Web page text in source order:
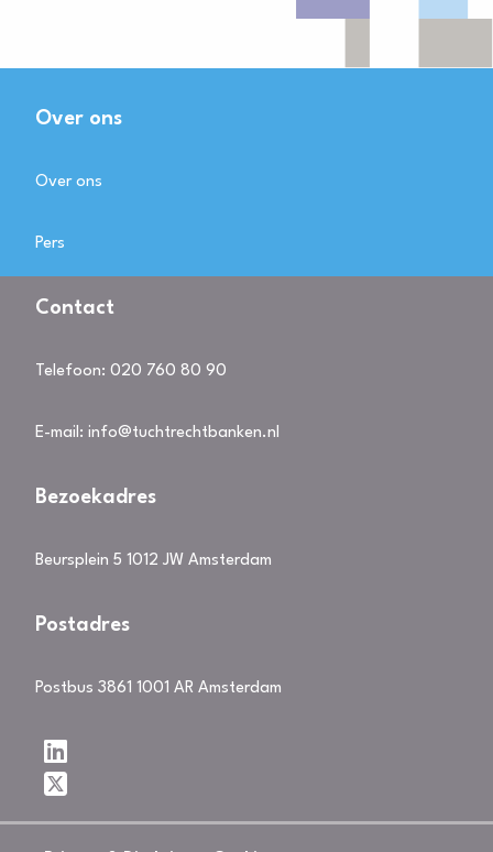
Over ons
Over ons
Pers
Contact
Telefoon: 020 760 80 90
E-mail: info@tuchtrechtbanken.nl
Bezoekadres
Beursplein 5 1012 JW Amsterdam
Postadres
Postbus 3861 1001 AR Amsterdam